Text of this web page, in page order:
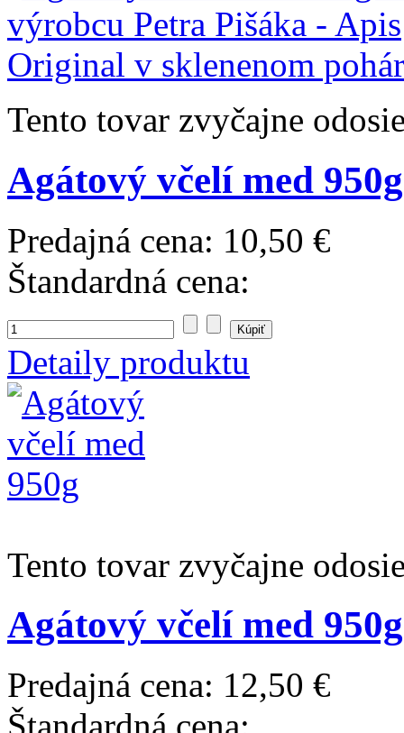
Tento tovar zvyčajne
Agátový včelí med
Predajná cena: 10,50 €
Štandardná cena:
Detaily produktu
Tento tovar zvyčajne
Agátový včelí med
Predajná cena: 12,50 €